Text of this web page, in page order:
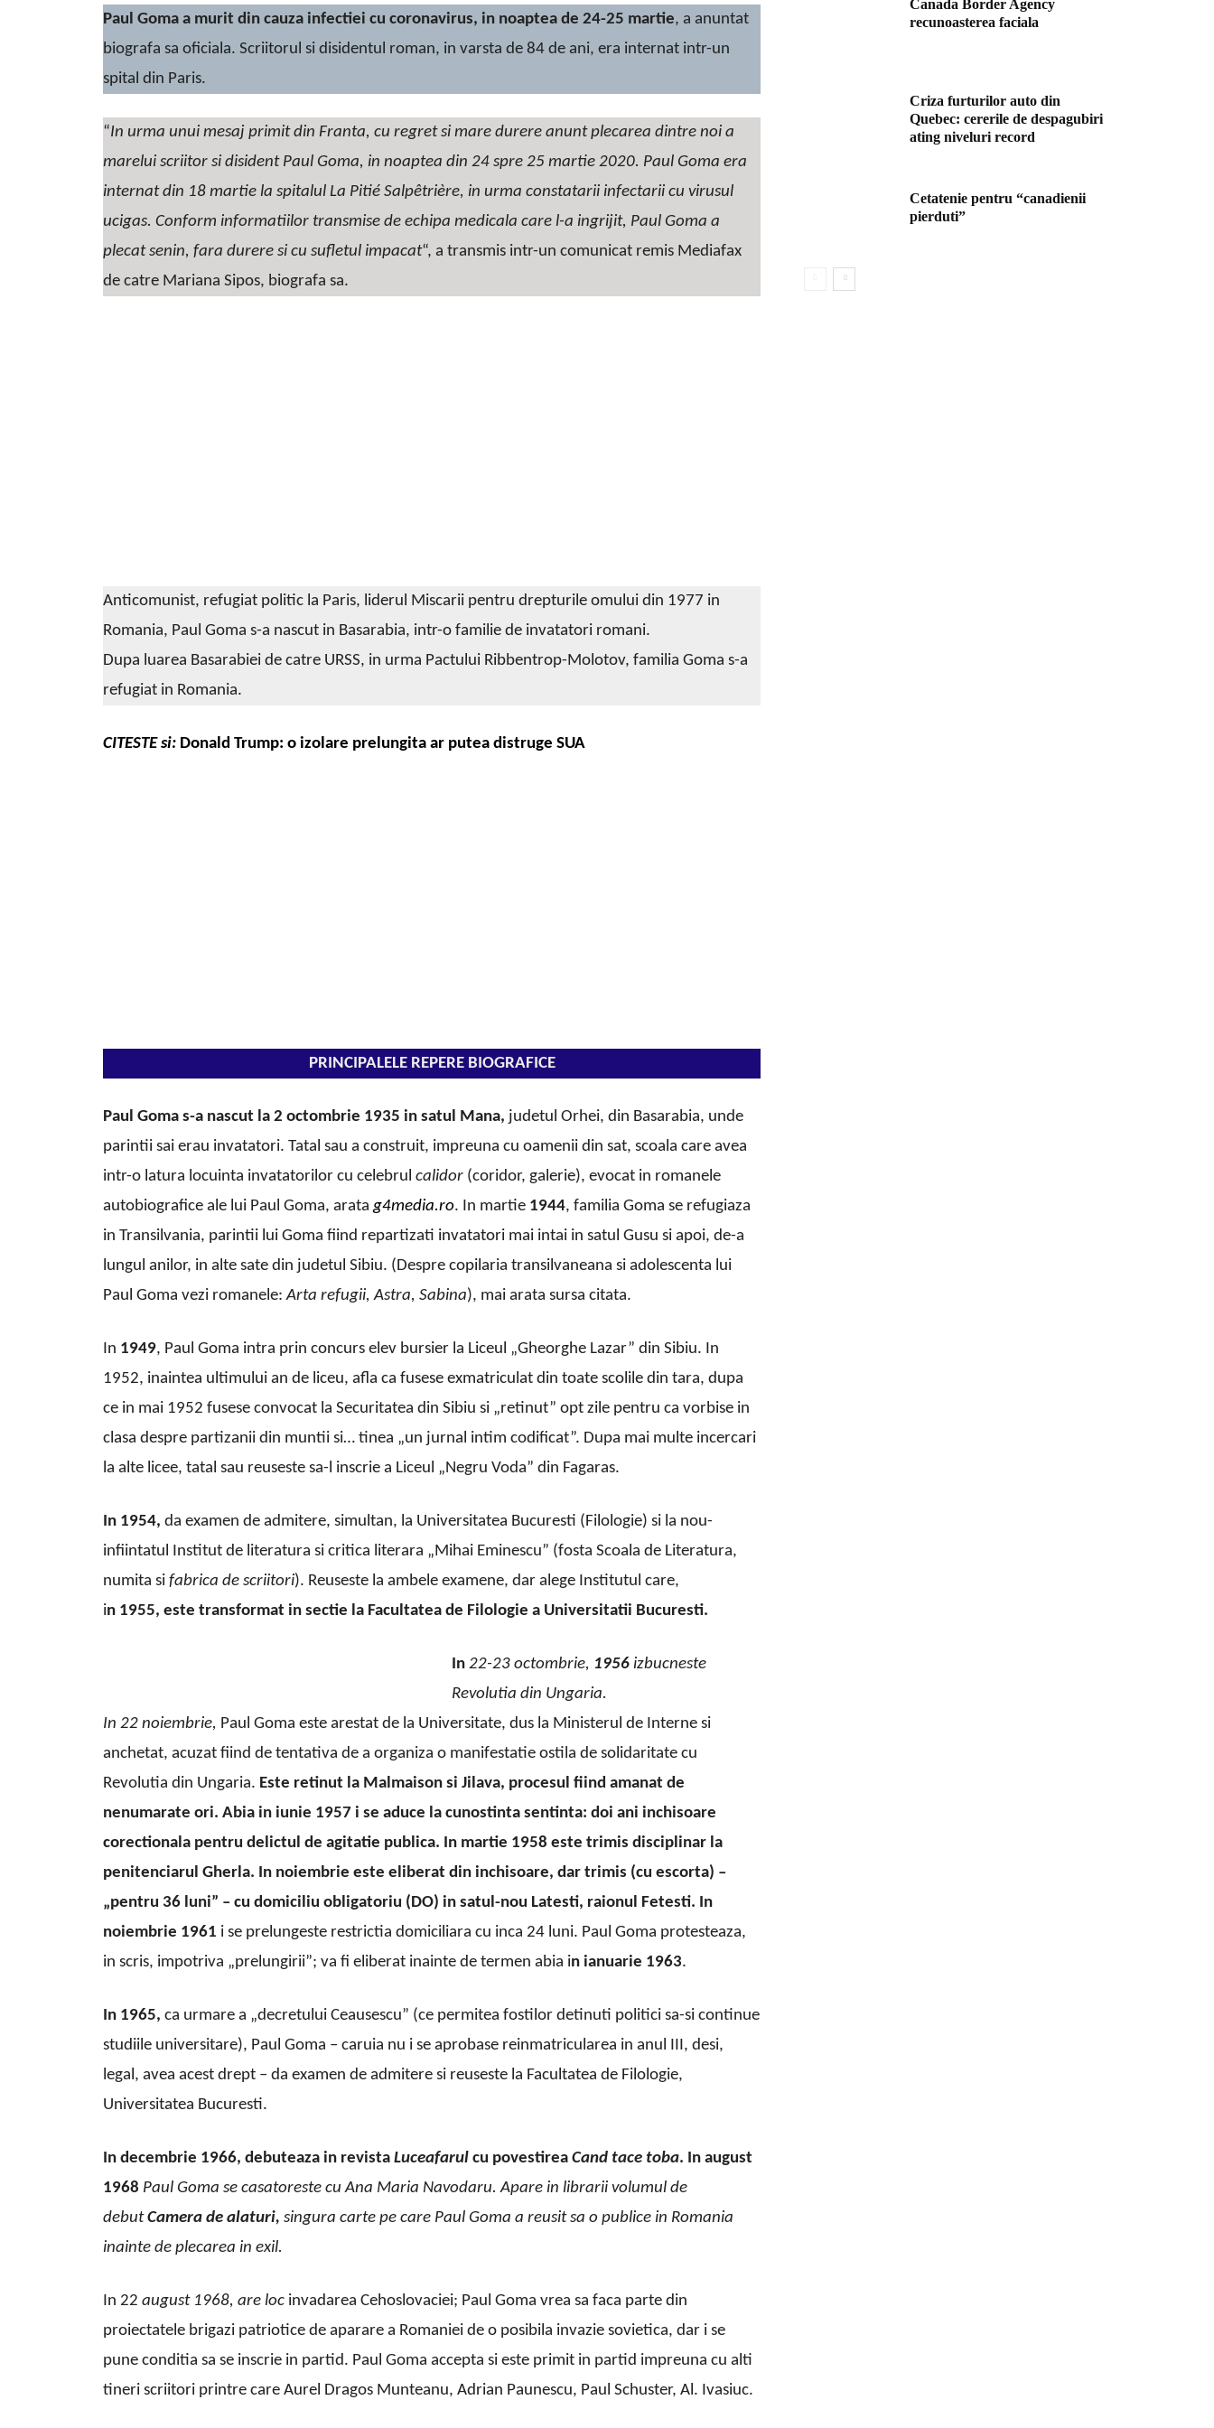
Paul Goma a murit din cauza infectiei cu coronavirus, in noaptea de 24-25 martie, a anuntat
biografa sa oficiala. Scriitorul si disidentul roman, in varsta de 84 de ani, era internat intr-un
spital din Paris.
“In urma unui mesaj primit din Franta, cu regret si mare durere anunt plecarea dintre noi a
marelui scriitor si disident Paul Goma, in noaptea din 24 spre 25 martie 2020. Paul Goma era
internat din 18 martie la spitalul La Pitié Salpêtrière, in urma constatarii infectarii cu virusul
ucigas. Conform informatiilor transmise de echipa medicala care l-a ingrijit, Paul Goma a
plecat senin, fara durere si cu sufletul impacat“, a transmis intr-un comunicat remis Mediafax
de catre Mariana Sipos, biografa sa.
Anticomunist, refugiat politic la Paris, liderul Miscarii pentru drepturile omului din 1977 in
Romania, Paul Goma s-a nascut in Basarabia, intr-o familie de invatatori romani.
Dupa luarea Basarabiei de catre URSS, in urma Pactului Ribbentrop-Molotov, familia Goma s-a
refugiat in Romania.
CITESTE si: Donald Trump: o izolare prelungita ar putea distruge SUA
PRINCIPALELE REPERE BIOGRAFICE
Paul Goma s-a nascut la 2 octombrie 1935 in satul Mana, judetul Orhei, din Basarabia, unde
parintii sai erau invatatori. Tatal sau a construit, impreuna cu oamenii din sat, scoala care avea
intr-o latura locuinta invatatorilor cu celebrul calidor (coridor, galerie), evocat in romanele
autobiografice ale lui Paul Goma, aratag4media.ro. In martie 1944, familia Goma se refugiaza
in Transilvania, parintii lui Goma fiind repartizati invatatori mai intai in satul Gusu si apoi, de-a
lungul anilor, in alte sate din judetul Sibiu. (Despre copilaria transilvaneana si adolescenta lui
Paul Goma vezi romanele:Arta refugii, Astra, Sabina), mai arata sursa citata.
In 1949, Paul Goma intra prin concurs elev bursier la Liceul „Gheorghe Lazar” din Sibiu. In
1952, inaintea ultimului an de liceu, afla ca fusese exmatriculat din toate scolile din tara, dupa
ce in mai 1952 fusese convocat la Securitatea din Sibiu si „retinut” opt zile pentru ca vorbise in
clasa despre partizanii din muntii si… tinea „un jurnal intim codificat”. Dupa mai multe incercari
la alte licee, tatal sau reuseste sa-l inscrie a Liceul „Negru Voda” din Fagaras.
In 1954, da examen de admitere, simultan, la Universitatea Bucuresti (Filologie) si la nou-
infiintatul Institut de literatura si critica literara „Mihai Eminescu” (fosta Scoala de Literatura,
numita si fabrica de scriitori). Reuseste la ambele examene, dar alege Institutul care,
in 1955, este transformat in sectie la Facultatea de Filologie a Universitatii Bucuresti.
In 22-23 octombrie, 1956 izbucneste
Revolutia din Ungaria.
In 22 noiembrie, Paul Goma este arestat de la Universitate, dus la Ministerul de Interne si
anchetat, acuzat fiind de tentativa de a organiza o manifestatie ostila de solidaritate cu
Revolutia din Ungaria. Este retinut la Malmaison si Jilava, procesul fiind amanat de
nenumarate ori. Abia in iunie 1957 i se aduce la cunostinta sentinta: doi ani inchisoare
corectionala pentru delictul de agitatie publica. In martie 1958 este trimis disciplinar la
penitenciarul Gherla. In noiembrie este eliberat din inchisoare, dar trimis (cu escorta) –
„pentru 36 luni” – cu domiciliu obligatoriu (DO) in satul-nou Latesti, raionul Fetesti. In
noiembrie 1961 i se prelungeste restrictia domiciliara cu inca 24 luni. Paul Goma protesteaza,
in scris, impotriva „prelungirii”; va fi eliberat inainte de termen abia in ianuarie 1963.
In 1965, ca urmare a „decretului Ceausescu” (ce permitea fostilor detinuti politici sa-si continue
studiile universitare), Paul Goma – caruia nu i se aprobase reinmatricularea in anul III, desi,
legal, avea acest drept – da examen de admitere si reuseste la Facultatea de Filologie,
Universitatea Bucuresti.
In decembrie 1966, debuteaza in revista Luceafarul cu povestirea Cand tace toba. In august
1968 Paul Goma se casatoreste cu Ana Maria Navodaru. Apare in librarii volumul de
debutCamera de alaturi, singura carte pe care Paul Goma a reusit sa o publice in Romania
inainte de plecarea in exil.
In 22 august 1968, are loc invadarea Cehoslovaciei; Paul Goma vrea sa faca parte din
proiectatele brigazi patriotice de aparare a Romaniei de o posibila invazie sovietica, dar i se
pune conditia sa se inscrie in partid. Paul Goma accepta si este primit in partid impreuna cu alti
tineri scriitori printre care Aurel Dragos Munteanu, Adrian Paunescu, Paul Schuster, Al. Ivasiuc.
Canada Border Agency
recunoasterea faciala
Criza furturilor auto din
Quebec: cererile de despagubiri
ating niveluri record
Cetatenie pentru “canadienii
pierduti”